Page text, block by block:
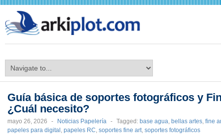
Guía básica de soportes fotográficos y
¿Cuál necesito?
mayo 26, 2026 - Noticias Papelería - Tagged: base agua, bellas artes, fine
papeles para digital , papeles RC, soportes fine art, soportes fotográficos